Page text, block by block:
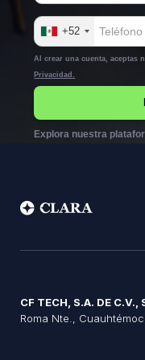
+52
Al crear una cuenta, aceptas
Privacidad.
Explora nuestra
CF TECH, S.A. DE C.V.,
Roma Nte.,